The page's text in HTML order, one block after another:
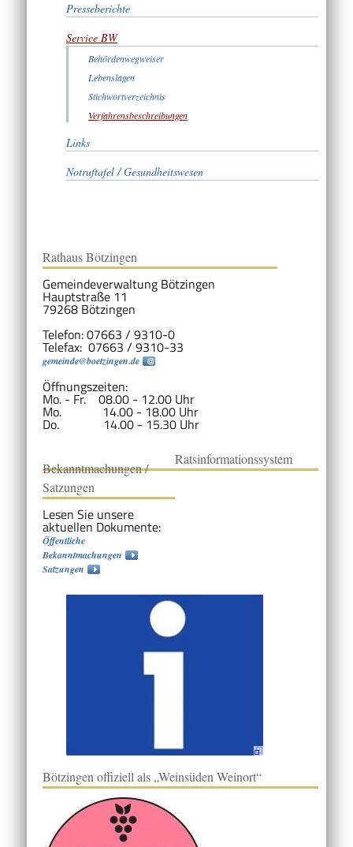
Presseberichte
Service BW
Behördenwegweiser
Lebenslagen
Stichwortverzeichnis
Verfahrensbeschreibungen
Links
Notruftafel / Gesundheitswesen
Rathaus Bötzingen
Gemeindeverwaltung Bötzingen
Hauptstraße 11
79268 Bötzingen
Telefon: 07663 / 9310-0
Telefax: 07663 / 9310-33
gemeinde@boetzingen.de
Öffnungszeiten:
Mo. - Fr. 08.00 - 12.00 Uhr
Mo. 14.00 - 18.00 Uhr
Do. 14.00 - 15.30 Uhr
Bekanntmachungen /
Satzungen
Lesen Sie unsere
aktuellen Dokumente:
Öffentliche
Bekanntmachungen
Satzungen
Ratsinformationssystem
Bötzingen offiziell als „Weinsüden Weinort“